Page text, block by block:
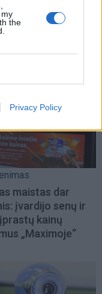
the
Privacy Policy
maistas dar
įvardijo senų ir
kainų
„Maximoje“